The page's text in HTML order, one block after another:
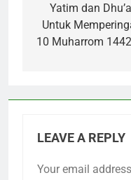
Yatim dan
Untuk
10 Muharrom
LEAVE A REPLY
Your email